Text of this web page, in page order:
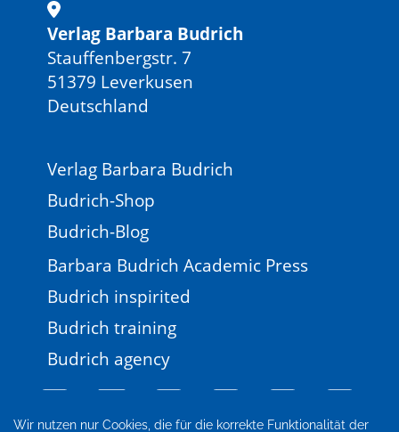
Wir nutzen nur Cookies, die für die korrekte Funktionalität der
Verlag Barbara Budrich
Stauffenbergstr. 7
51379 Leverkusen
Deutschland
Verlag Barbara Budrich
Budrich-Shop
Budrich-Blog
Barbara Budrich Academic Press
Budrich inspirited
Budrich training
Budrich agency